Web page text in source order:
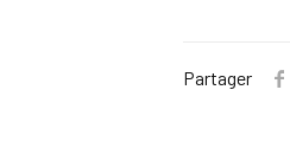
Partager